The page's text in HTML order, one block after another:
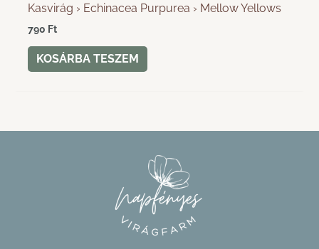
Kasvirág › Echinacea Purpurea › Mellow Yellows
790 Ft
KOSÁRBA TESZEM